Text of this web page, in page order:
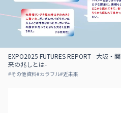
EXPO2025 FUTURES REPORT - 大阪・
来の兆しとは-
#その他資料#カラフル#近未来